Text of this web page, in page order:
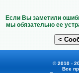
Если Вы заметили
мы обязательно ее
© 2010 -
Все